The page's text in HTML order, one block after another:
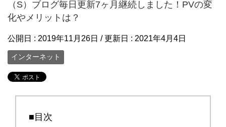
（S）ブログ毎日更新7ヶ月継続しました！PVの変
化やメリットは？
公開日 : 2019年11月26日 / 更新日 : 2021年4月4日
インターネット
■目次